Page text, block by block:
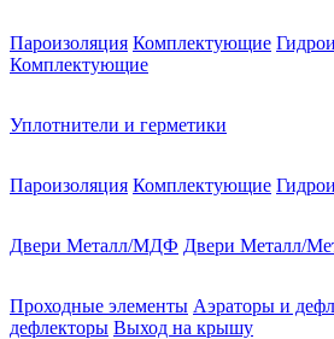
Пароизоляция Комплектующие
Комплектующие
Уплотнители и герметики
Пароизоляция Комплектующие
Двери Металл/МДФ Двери Металл/
Проходные элементы Аэраторы и
дефлекторы Выход на крышу